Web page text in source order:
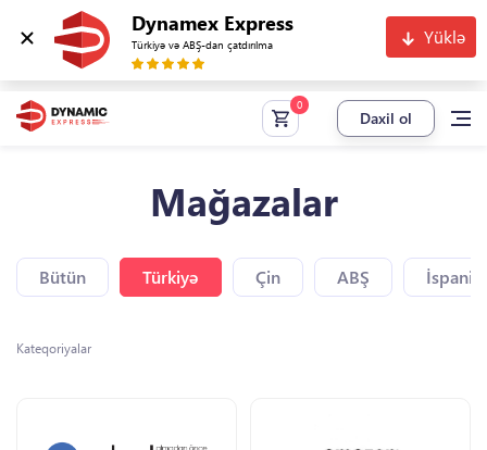
Dynamex Express
Türkiyə və ABŞ-dan çatdırılma Yüklə
Daxil ol
Mağazalar
Bütün Türkiyə Çin ABŞ
Kateqoriyalar